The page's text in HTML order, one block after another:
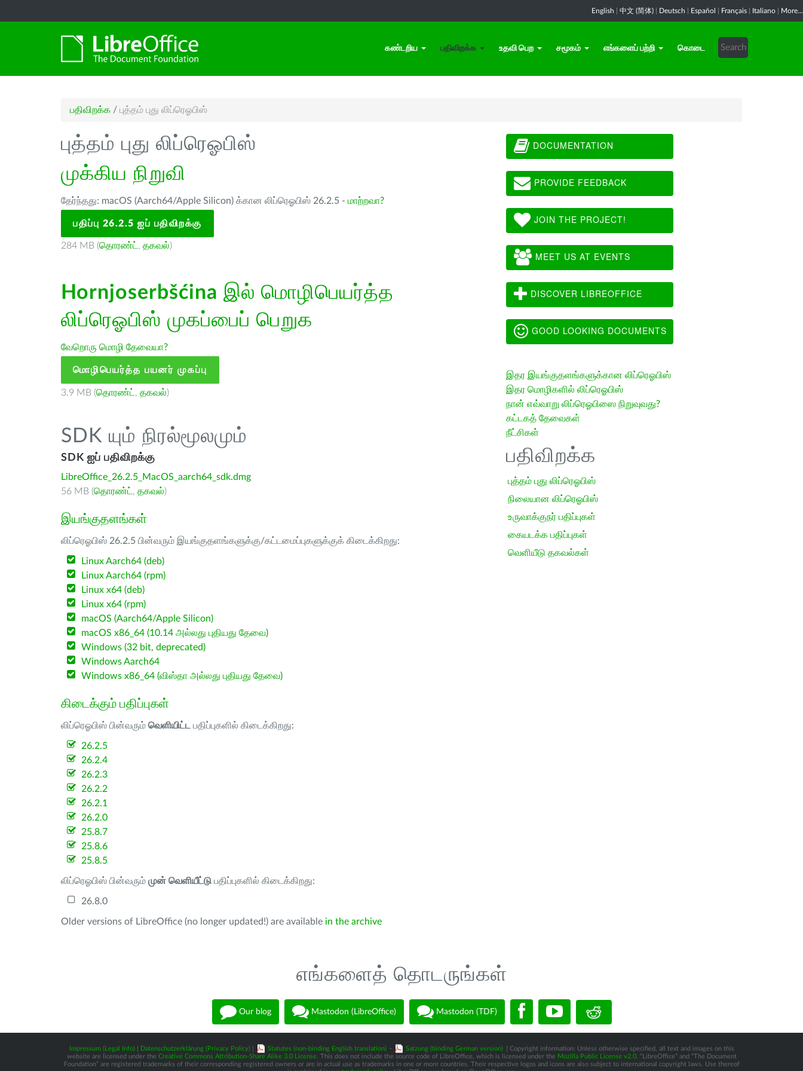
English 中文 (简体) Deutsch Español Français Italiano More...
கண்டறிய பதிவிறக்க உதவி பெற சமூகம் எங்களைப் பற்றி கொடை
பதிவிறக்க / புத்தம் புது லிப்ரெஓபிஸ்
புத்தம் புது லிப்ரெஓபிஸ்
முக்கிய நிறுவி
தேர்ந்தது: macOS (Aarch64/Apple Silicon) க்கான லிப்ரெஓபிஸ் 26.2.5 - மாற்றவா?
பதிப்பு 26.2.5 ஐப் பதிவிறக்கு
284 MB (தொரண்ட் , தகவல்)
Hornjoserbšćina இல் மொழிபெயர்த்த
லிப்ரெஓபிஸ் முகப்பைப் பெறுக
வேறொரு மொழி தேவையா?
மொழிபெயர்த்த பயனர் முகப்பு
3.9 MB (தொரண்ட் , தகவல்)
SDK யும் நிரல்மூலமும்
SDK ஐப் பதிவிறக்கு
LibreOffice_26.2.5_MacOS_aarch64_sdk.dmg
56 MB (தொரண்ட் , தகவல்)
இயங்குதளங்கள்
லிப்ரெஓபிஸ் 26.2.5 பின்வரும் இயங்குதளங்களுக்கு/கட்டமைப்புகளுக்குக் கிடைக்கிறது:
Linux Aarch64 (deb)
Linux Aarch64 (rpm)
Linux x64 (deb)
Linux x64 (rpm)
macOS (Aarch64/Apple Silicon)
macOS x86_64 (10.14 அல்லது புதியது தேவை)
Windows (32 bit, deprecated)
Windows Aarch64
Windows x86_64 (விஸ்தா அல்லது புதியது தேவை)
கிடைக்கும் பதிப்புகள்
லிப்ரெஓபிஸ் பின்வரும் வெளியிட்ட பதிப்புகளில் கிடைக்கிறது:
26.2.5
26.2.4
26.2.3
26.2.2
26.2.1
26.2.0
25.8.7
25.8.6
25.8.5
லிப்ரெஓபிஸ் பின்வரும் முன் வெளியீட்டு பதிப்புகளில் கிடைக்கிறது:
26.8.0
Older versions of LibreOffice (no longer updated!) are available in the archive
DOCUMENTATION
PROVIDE FEEDBACK
JOIN THE PROJECT!
MEET US AT EVENTS
DISCOVER LIBREOFFICE
GOOD LOOKING DOCUMENTS
இதர இயங்குதளங்களுக்கான லிப்ரெஓபிஸ்
இதர மொழிகளில் லிப்ரெஓபிஸ்
நான் எவ்வாறு லிப்ரெஓபிஸை நிறுவுவது?
கட்டகத் தேவைகள்
நீட்சிகள்
பதிவிறக்க
புத்தம் புது லிப்ரெஓபிஸ்
நிலையான லிப்ரெஓபிஸ்
உருவாக்குநர் பதிப்புகள்
கையடக்க பதிப்புகள்
வெளியீடு தகவல்கள்
எங்களைத் தொடருங்கள்
Our blog Mastodon (LibreOffice) Mastodon (TDF)
Impressum (Legal Info)| Datenschutzerklärung (Privacy Policy)| Statutes (non-binding English translation) - Satzung (binding German version)
| Copyright information: Unless otherwise specified, all text and images on this
website are licensed under the Creative Commons Attribution-Share Alike 3.0 License. This does not include the source code of LibreOffice, which is licensed under the Mozilla Public License v2.0. “LibreOffice” and “The Document
Foundation” are registered trademarks of their corresponding registered owners or are in actual use as trademarks in one or more countries. Their respective logos and icons are also subject to international copyright laws. Use thereof